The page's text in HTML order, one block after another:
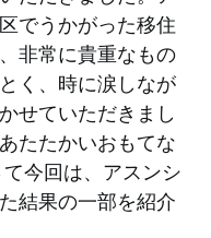
でうかがった移住
非常に貴重なもの
く、時に涙しなが
せていただきまし
たたかいおもてな
今回は、アスンシ
結果の一部を紹介